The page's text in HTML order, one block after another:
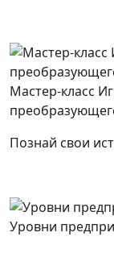
Мастер-класс
Познай свои
Уровни